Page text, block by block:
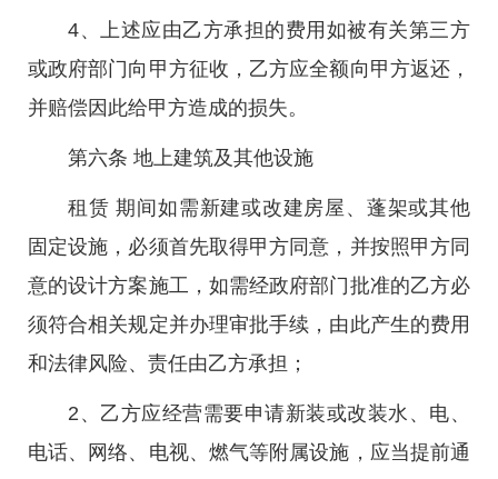
4、上述应由乙方承担的费用如被有关第三方
或政府部门向甲方征收，乙方应全额向甲方返还，
并赔偿因此给甲方造成的损失。
第六条 地上建筑及其他设施
租赁 期间如需新建或改建房屋、蓬架或其他
固定设施，必须首先取得甲方同意，并按照甲方同
意的设计方案施工，如需经政府部门批准的乙方必
须符合相关规定并办理审批手续，由此产生的费用
和法律风险、责任由乙方承担；
2、乙方应经营需要申请新装或改装水、电、
电话、网络、电视、燃气等附属设施，应当提前通